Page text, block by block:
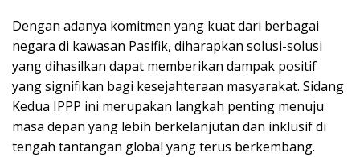
Dengan adanya komitmen yang kuat dari berbagai
negara di kawasan Pasifik, diharapkan solusi-solusi
yang dihasilkan dapat memberikan dampak positif
yang signifikan bagi kesejahteraan masyarakat. Sidang
Kedua IPPP ini merupakan langkah penting menuju
masa depan yang lebih berkelanjutan dan inklusif di
tengah tantangan global yang terus berkembang.